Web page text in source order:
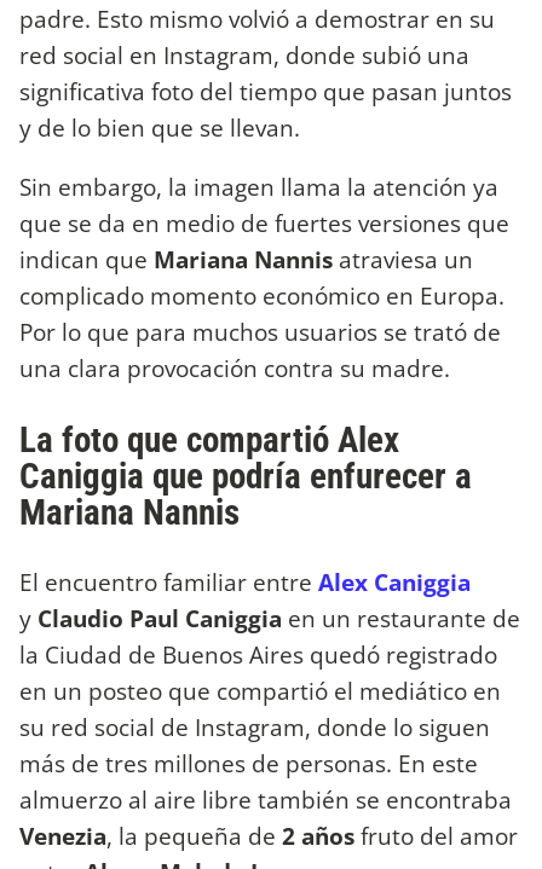
padre. Esto mismo volvió a demostrar en su
red social en Instagram, donde subió una
significativa foto del tiempo que pasan juntos
y de lo bien que se llevan.
Sin embargo, la imagen llama la atención ya
que se da en medio de fuertes versiones que
indican que Mariana Nannis atraviesa un
complicado momento económico en Europa.
Por lo que para muchos usuarios se trató de
una clara provocación contra su madre.
La foto que compartió Alex
Caniggia que podría enfurecer a
Mariana Nannis
El encuentro familiar entre Alex Caniggia
y Claudio Paul Caniggia en un restaurante de
la Ciudad de Buenos Aires quedó registrado
en un posteo que compartió el mediático en
su red social de Instagram, donde lo siguen
más de tres millones de personas. En este
almuerzo al aire libre también se encontraba
Venezia, la pequeña de 2 añosfruto del amor